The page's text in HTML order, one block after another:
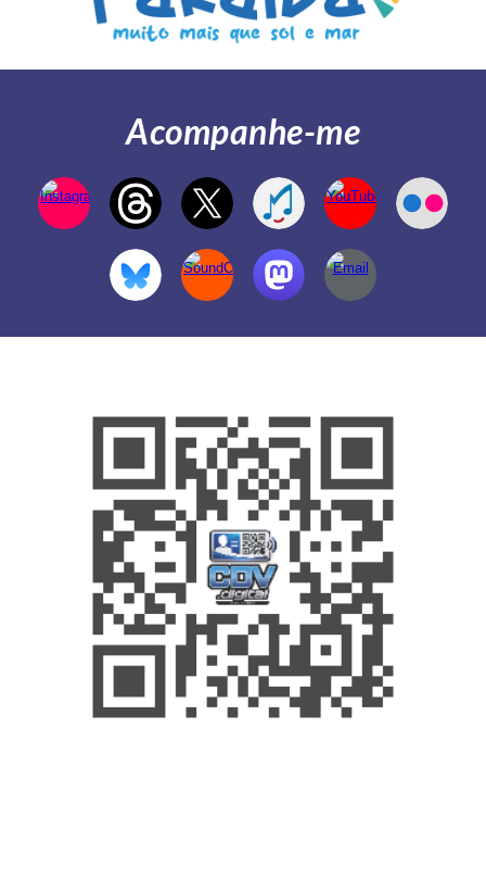
Acompanhe-me